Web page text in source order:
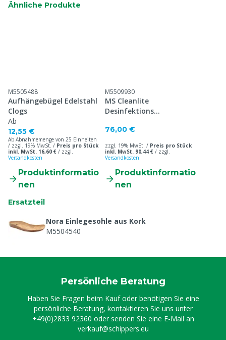
Ähnliche Produkte
M5505488
Aufhängebügel Edelstahl
Clogs
Ab
12,55 €
Ab Abnahmemenge von 25 Einheiten
/ zzgl. 19% MwSt. / Preis pro Stück
inkl. MwSt. 16,60 € / zzgl.
Versandkosten
Produktinformatio
nen
M5509930
MS Cleanlite
Desinfektions
76,00 €
zzgl. 19% MwSt. / Preis pro Stück
inkl. MwSt. 90,44 € / zzgl.
Versandkosten
Produktinformatio
nen
Ersatzteil
Nora Einlegesohle aus Kork
M5504540
Persönliche Beratung
Haben Sie Fragen beim Kauf oder benötigen Sie eine
persönliche Beratung, kontaktieren Sie uns unter
+49(0)2833 92360 oder senden Sie eine E-Mail an
verkauf@schippers.eu